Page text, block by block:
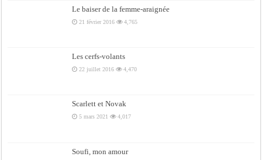
Le baiser de la femme-araignée
21 février 2016 4,765
Les cerfs-volants
22 juillet 2016 4,470
Scarlett et Novak
5 mars 2021 4,017
Soufi, mon amour